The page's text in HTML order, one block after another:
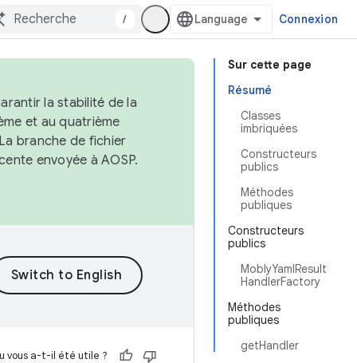
/ Connexion
Sur cette page
Résumé
Classes
imbriquées
Constructeurs
publics
Méthodes
publiques
Constructeurs
publics
MoblyYamlResult
HandlerFactory
Méthodes
publiques
getHandler
la stabilité de la
et au quatrième
branche de fichier
envoyée à AOSP.
vous a-t-il été utile ?